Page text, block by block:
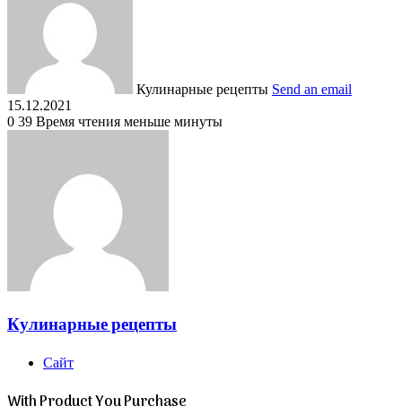
Кулинарные рецепты Send an email
15.12.2021
0 39 Время чтения меньше минуты
Кулинарные рецепты
Сайт
With Product You Purchase